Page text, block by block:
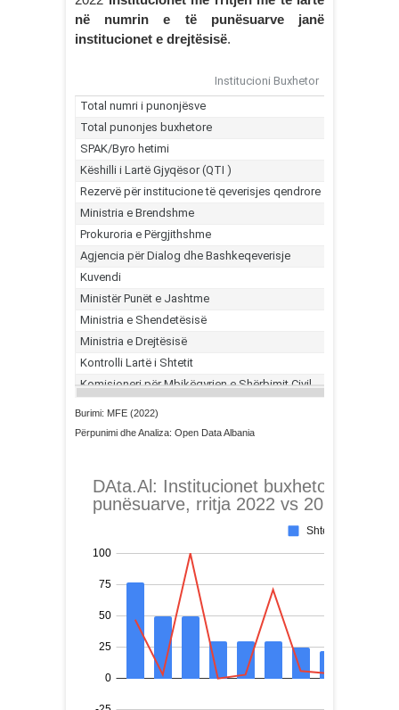
në numrin e të punësuarve janë
institucionet e drejtësisë.
Burimi: MFE (2022)
Përpunimi dhe Analiza: Open Data Albania